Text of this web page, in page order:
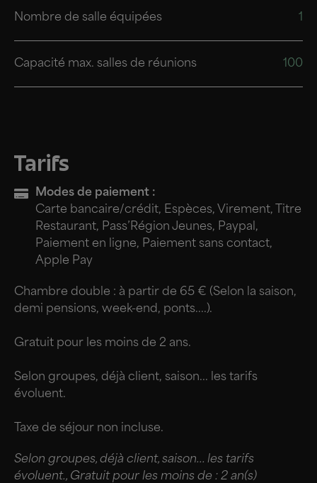
Nombre de salle équipées 1
Capacité max. salles de réunions 100
Tarifs
Modes de paiement :
Carte bancaire/crédit, Espèces, Virement, Titre
Restaurant, Pass’Région Jeunes, Paypal,
Paiement en ligne, Paiement sans contact,
Apple Pay
Chambre double : à partir de 65 € (Selon la saison,
demi pensions, week-end, ponts....).
Gratuit pour les moins de 2 ans.
Selon groupes, déjà client, saison... les tarifs
évoluent.
Taxe de séjour non incluse.
Selon groupes, déjà client, saison... les tarifs
évoluent., Gratuit pour les moins de : 2 an(s)